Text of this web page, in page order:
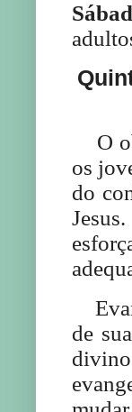
O
os
do
de
divino